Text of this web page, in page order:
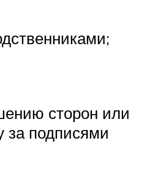
сторон или
за подписями